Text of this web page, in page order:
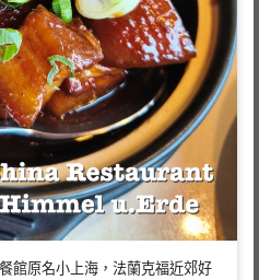
館原名小上海，法蘭克福近郊好